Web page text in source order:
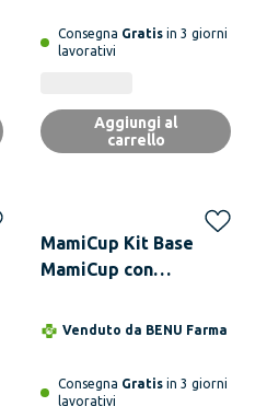
Consegna Gratis in 3 giorni
lavorativi
Aggiungi al
carrello
MamiCup Kit Base
MamiCup con
Gel Lubrificante e
Colori, 2 Taglie L
ROSA
Venduto da BENU Farma
Consegna Gratis in 3 giorni
lavorativi